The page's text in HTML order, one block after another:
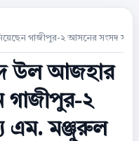
গাজীপুর-২ আসনের সংসদ
উল আজহার
গাজীপুর-২
এম. মঞ্জুরুল